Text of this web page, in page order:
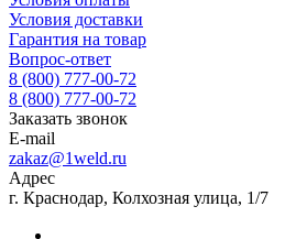
Условия доставки
Гарантия на товар
Вопрос-ответ
8 (800) 777-00-72
8 (800) 777-00-72
Заказать звонок
E-mail
zakaz@1weld.ru
Адрес
г. Краснодар, Колхозная улица, 1/7